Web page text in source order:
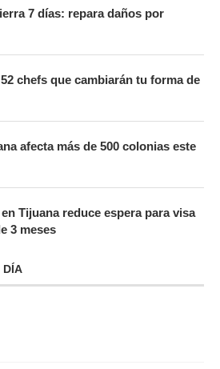
7 días: repara daños por
chefs que cambiarán tu forma de
afecta más de 500 colonias este
Tijuana reduce espera para visa
3 meses
DÍA